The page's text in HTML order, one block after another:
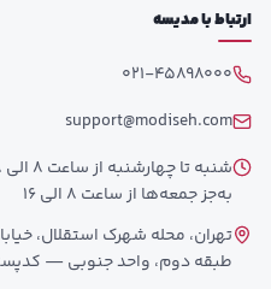
ارتباط با مدیسه
021-45898000
support@modiseh.com
به‌جز جمعه‌ها از ساعت 8 الی 16
طبقه دوم، واحد جنوبی — کدپستی: